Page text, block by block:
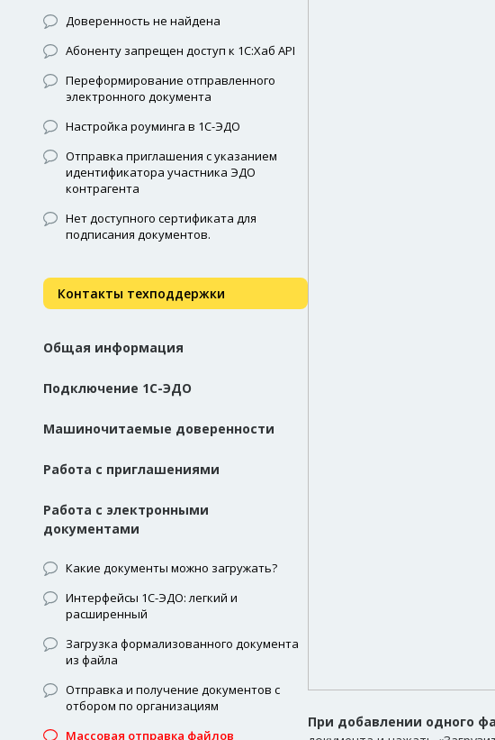
Доверенность не найдена
Абоненту запрещен доступ к 1С:Хаб API
Переформирование отправленного
электронного документа
Настройка роуминга в 1С-ЭДО
Отправка приглашения с указанием
идентификатора участника ЭДО
контрагента
Нет доступного сертификата для
подписания документов.
Контакты техподдержки
Общая информация
Подключение 1С-ЭДО
Машиночитаемые доверенности
Работа с приглашениями
Работа с электронными
документами
Какие документы можно загружать?
Интерфейсы 1С-ЭДО: легкий и
расширенный
Загрузка формализованного документа
из файла
Отправка и получение документов с
отбором по организациям
Массовая отправка файлов
При добавлении одного